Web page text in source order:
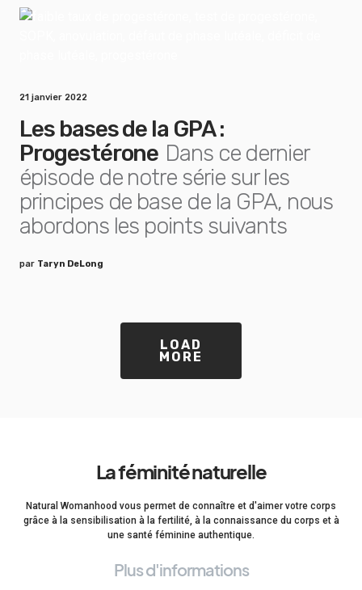
21 janvier 2022
Les bases de la GPA :
Progestérone Dans ce dernier
épisode de notre série sur les
principes de base de la GPA, nous
abordons les points suivants
par Taryn DeLong
LOAD
MORE
La féminité naturelle
Natural Womanhood vous permet de connaître et d'aimer votre corps
grâce à la sensibilisation à la fertilité, à la connaissance du corps et à
une santé féminine authentique.
Plus d'informations